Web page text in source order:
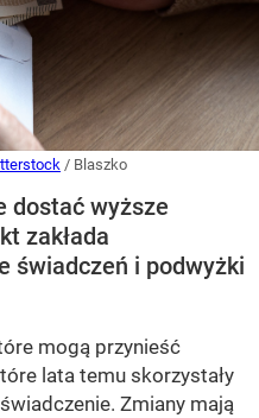
/ Blaszko
dostać wyższe
zakłada
świadczeń i podwyżki
mogą przynieść
lata temu skorzystały
Zmiany mają